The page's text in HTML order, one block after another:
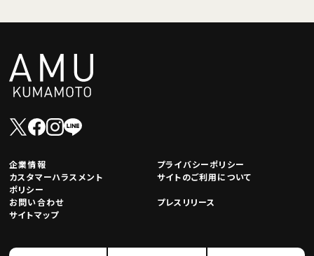
企業情報
プライバシーポリシー
カスタマーハラスメント
ポリシー
サイトのご利用について
お問い合わせ
プレスリリース
サイトマップ